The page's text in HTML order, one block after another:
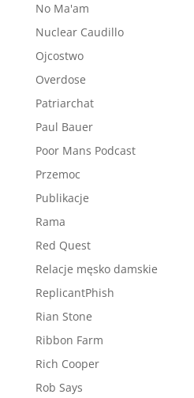
No Ma'am
Nuclear Caudillo
Ojcostwo
Overdose
Patriarchat
Paul Bauer
Poor Mans Podcast
Przemoc
Publikacje
Rama
Red Quest
Relacje męsko damskie
ReplicantPhish
Rian Stone
Ribbon Farm
Rich Cooper
Rob Says